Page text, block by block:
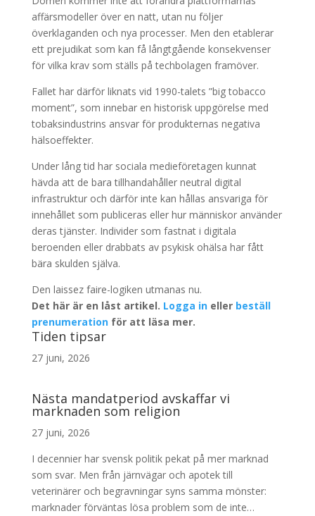
affärsmodeller över en natt, utan nu följer
överklaganden och nya processer. Men den etablerar
ett prejudikat som kan få långtgående konsekvenser
för vilka krav som ställs på techbolagen framöver.
Fallet har därför liknats vid 1990-talets ”big tobacco
moment”, som innebar en historisk uppgörelse med
tobaksindustrins ansvar för produkternas negativa
hälsoeffekter.
Under lång tid har sociala medieföretagen kunnat
hävda att de bara tillhandahåller neutral digital
infrastruktur och därför inte kan hållas ansvariga för
innehållet som publiceras eller hur människor använder
deras tjänster. Individer som fastnat i digitala
beroenden eller drabbats av psykisk ohälsa har fått
bära skulden själva.
Den laissez faire-logiken utmanas nu.
Det här är en låst artikel. Logga ineller beställ
prenumerationför att läsa mer.
Tiden tipsar
27 juni, 2026
Nästa mandatperiod avskaffar vi
marknaden som religion
27 juni, 2026
I decennier har svensk politik pekat på mer marknad
som svar. Men från järnvägar och apotek till
veterinärer och begravningar syns samma mönster:
marknader förväntas lösa problem som de inte…